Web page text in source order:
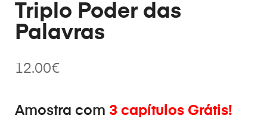
Triplo Poder das
Palavras
12.00€
Amostra com 3 capítulos Grátis!